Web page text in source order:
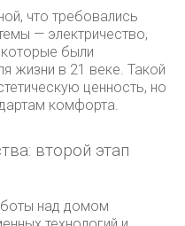
что требовались
— электричество,
были
жизни в 21 веке. Такой
ценность, но
комфорта.
второй этап
над домом